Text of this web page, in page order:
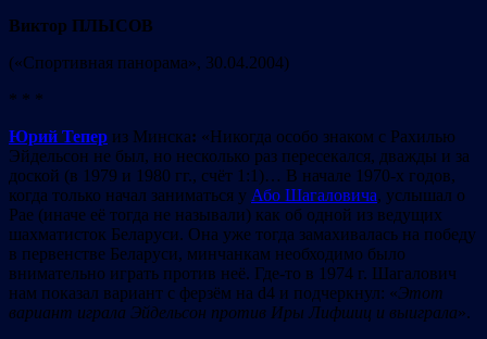
Виктор ПЛЫСОВ
(«Спортивная панорама», 30.04.2004)
* * *
Юрий Тепер из Минска: «Никогда особо знаком с Рахилью
Эйдельсон не был, но несколько раз пересекался, дважды и за
доской (в 1979 и 1980 гг., счёт 1:1)… В начале 1970-х годов,
когда только начал заниматься у Або Шагаловича, услышал о
Рае (иначе её тогда не называли) как об одной из ведущих
шахматисток Беларуси. Она уже тогда замахивалась на победу
в первенстве Беларуси, минчанкам необходимо было
внимательно играть против неё. Где-то в 1974 г. Шагалович
нам показал вариант с ферзём на d4 и подчеркнул: «Этот
вариант играла Эйдельсон против Иры Лифшиц и выиграла».